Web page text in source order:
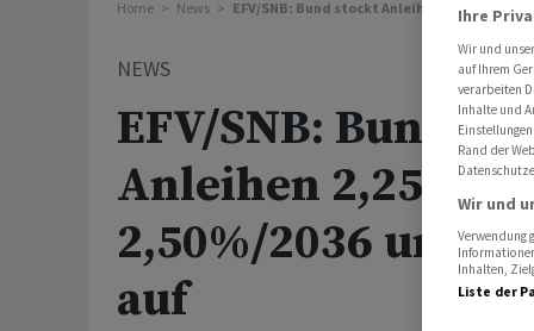
Home News EFV/SNB: Bund stockt Anleihen 2,25%/2031
NEWS
EFV/SNB: Bund
Anleihen 2,25%/
2,50%/2036 um
auf
Ihre
Wir und
auf Ihrem
verarbeiten
Inhalte und
Rand der
Wir und
Verwendung
Inhalten,
Liste der